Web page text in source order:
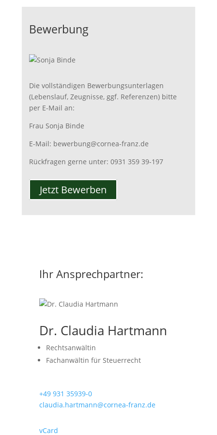
Bewerbung
Die vollständigen Bewerbungsunterlagen
(Lebenslauf, Zeugnisse, ggf. Referenzen) bitte
per E-Mail an:
Frau Sonja Binde
E-Mail: bewerbung@cornea-franz.de
Rückfragen gerne unter: 0931 359 39-197
Jetzt Bewerben
Ihr Ansprechpartner:
Dr. Claudia Hartmann
Rechtsanwältin
Fachanwältin für Steuerrecht
+49 931 35939-0
claudia.hartmann@cornea-franz.de
vCard